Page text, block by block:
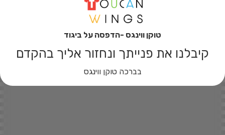
טוקן ווינגס -הדפסה על ביגוד
קיבלנו את פנייתך ונחזור אליך בהקדם
בברכה טוקן ווינגס